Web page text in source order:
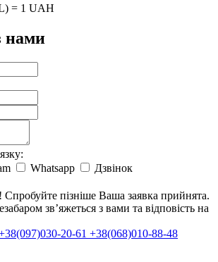
= 1 UAH
нами
Whatsapp Дзвінок
пізніше Ваша заявка прийнята.
зв’яжеться з вами та відповість на
20-61 +38(068)010-88-48